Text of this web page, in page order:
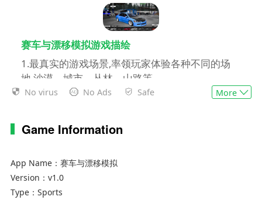
赛车与漂移模拟游戏描绘
1.最真实的游戏场景,率领玩家体验各种不同的场
地,沙漠、城市、丛林、山路等
2.一个个复原真实场景,逼真驾驶操作,轻松运用氮
3.多种游戏形式支持第一人称驾驶,为游戏添加些许
No virus No Ads Safe More
Game Information
App Name： 赛车与漂移模拟
Version： v1.0
Type： Sports